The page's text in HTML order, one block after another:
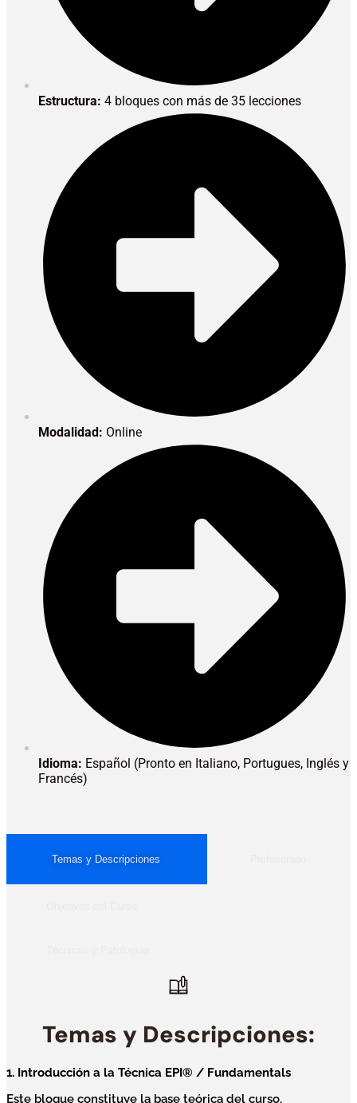
Estructura: 4 bloques con más de 35 lecciones
Modalidad: Online
Idioma: Español (Pronto en Italiano, Portugues, Inglés y
Francés)
Temas y Descripciones
Temas y Descripciones:
1. Introducción a la Técnica EPI® / Fundamentals
Este bloque constituye la base teórica del curso.